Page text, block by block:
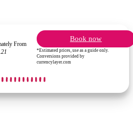
From
Book now
*Estimated prices, use as a guide only.
Conversions provided by
currencylayer.com